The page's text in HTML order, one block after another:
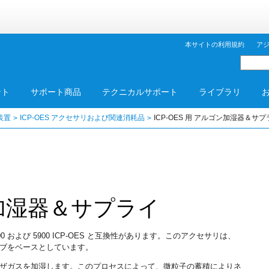
本サイトの利用規約 ア
サポート商品 テクニカルサポート ライブラリ
置 ICP-OES アクセサリおよび関連消耗品 ICP-OES 用 アルゴン加湿器＆サプ
器＆サプライ
よび 5900 ICP-OES と互換性があります。このアクセサリは、
をベースとしています。
スを加湿します。このプロセスによって、微粒子の蓄積によりネ